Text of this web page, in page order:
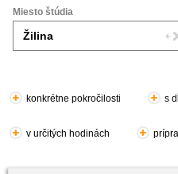
Miesto štúdia
konkrétne pokročilosti s
v určitých hodinách